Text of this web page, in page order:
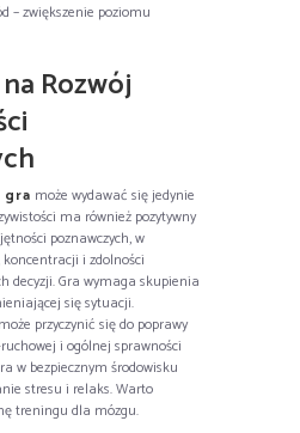
– zwiększenie poziomu
Rozwój
gra może wydawać się jedynie
ma również pozytywny
poznawczych, w
i zdolności
decyzji. Gra wymaga skupienia
się sytuacji.
przyczynić się do poprawy
i ogólnej sprawności
w bezpiecznym środowisku
stresu i relaks. Warto
treningu dla mózgu.